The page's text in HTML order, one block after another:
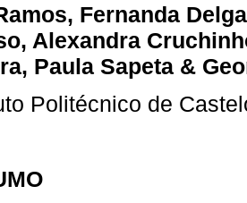
Fernanda
Alexandra
Paula Sapeta &
Politécnico de